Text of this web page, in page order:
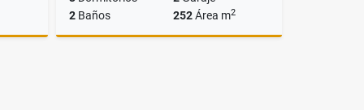
2 Baños 252Área m2